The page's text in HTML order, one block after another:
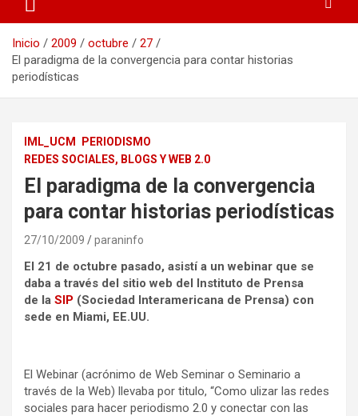
Inicio 2009 octubre
27
El paradigma de la convergencia para contar historias
periodísticas
IML_UCM
PERIODISMO
REDES SOCIALES, BLOGS Y WEB 2.0
El paradigma de la convergencia
para contar historias periodísticas
27/10/2009 paraninfo
El 21 de octubre pasado, asistí a un webinar que se
daba a través del sitio web del Instituto de Prensa
de la SIP (Sociedad Interamericana de Prensa) con
sede en Miami, EE.UU.
El Webinar (acrónimo de Web Seminar o Seminario a
través de la Web) llevaba por titulo, “Como ulizar las redes
sociales para hacer periodismo 2.0 y conectar con las